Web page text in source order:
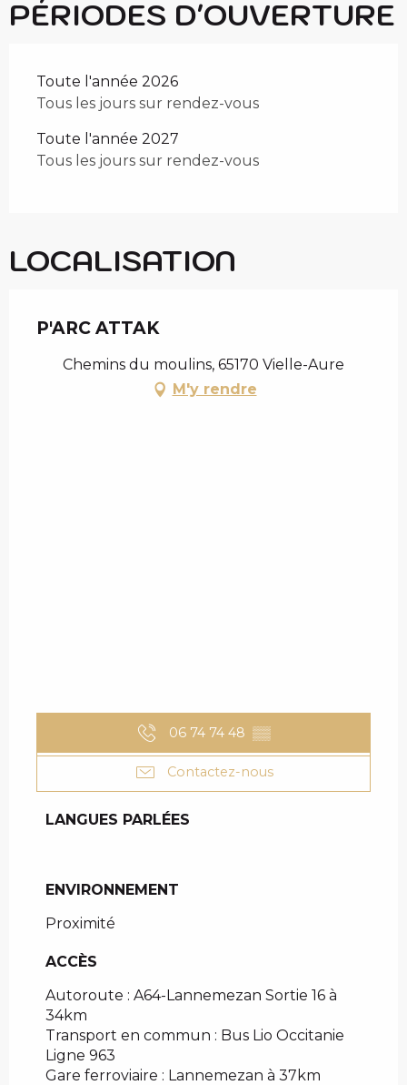
PÉRIODES D'OUVERTURE
Toute l'année 2026
Tous les jours sur rendez-vous
Toute l'année 2027
Tous les jours sur rendez-vous
LOCALISATION
P'ARC ATTAK
Chemins du moulins, 65170 Vielle-Aure
M'y rendre
06 74 74 48 ▒▒
Contactez-nous
LANGUES PARLÉES
LANGUES PARLÉES
ENVIRONNEMENT
ENVIRONNEMENT
Proximité
ACCÈS
ACCÈS
Autoroute : A64-Lannemezan Sortie 16 à
34km
Transport en commun : Bus Lio Occitanie
Ligne 963
Gare ferroviaire : Lannemezan à 37km